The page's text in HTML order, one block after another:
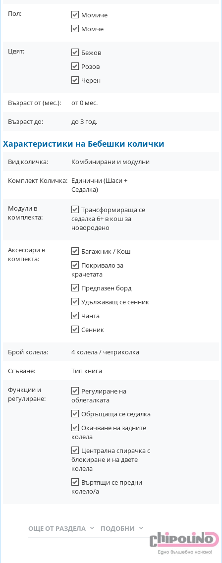
Пол:
Момиче
Момче
Цвят:
Бежов
Розов
Черен
Възраст от (мес.): от0 мес.
Възраст до: до 3 год.
Характеристики на Бебешки колички
Вид количка: Комбинирани и модулни
Комплект Количка: Единични (Шаси +
Седалка)
Модули в
комплекта:
Трансформираща се
седалка 6+ в кош за
новородено
Аксесоари в
компекта:
Багажник / Кош
Покривало за
крачетата
Предпазен борд
Удължаващ се сенник
Чанта
Сенник
Брой колела: 4 колела / четриколка
Сгъване: Тип книга
Функции и
регулиране:
Регулиране на
облегалката
Обръщаща се седалка
Окачване на задните
колела
Централна спирачка с
блокиране и на двете
колела
Въртящи се предни
колело/а
ПОДОБНИ
ОЩЕ ОТ РАЗДЕЛА